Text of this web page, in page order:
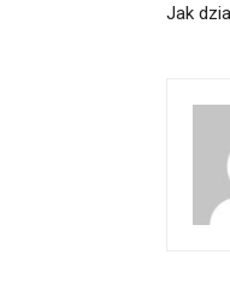
Jak